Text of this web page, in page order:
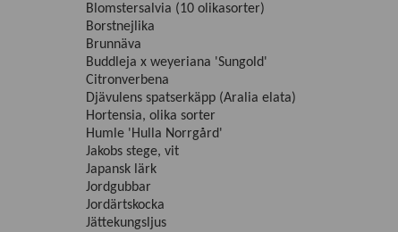
Blomstersalvia (10 olikasorter)
Borstnejlika
Brunnäva
Buddleja x weyeriana 'Sungold'
Citronverbena
Djävulens spatserkäpp (Aralia elata)
Hortensia, olika sorter
Humle 'Hulla Norrgård'
Jakobs stege, vit
Japansk lärk
Jordgubbar
Jordärtskocka
Jättekungsljus